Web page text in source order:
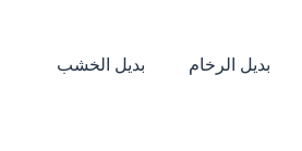
بديل الرخام بديل الخشب